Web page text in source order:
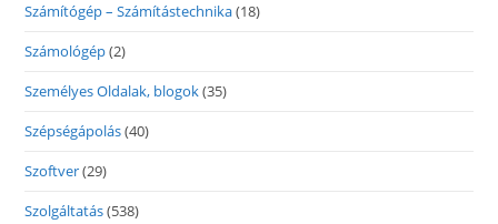
Számítógép – Számítástechnika(18)
Számológép(2)
Személyes Oldalak, blogok(35)
Szépségápolás(40)
Szoftver(29)
Szolgáltatás(538)